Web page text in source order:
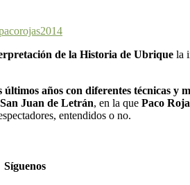
de la Historia de Ubrique la
últimos años con diferentes técnicas y
Juan de Letrán, en la que Paco
entendidos o no.
Síguenos